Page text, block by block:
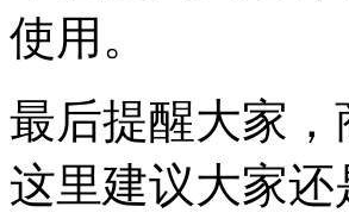
使用。
最后提醒大家
这里建议大家